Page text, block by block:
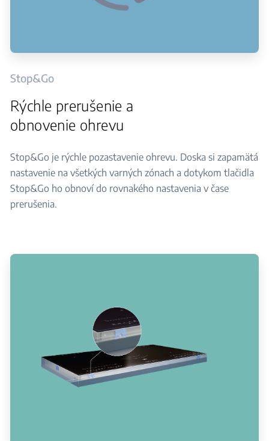
Stop&Go
Rýchle prerušenie a
obnovenie ohrevu
Stop&Go je rýchle pozastavenie ohrevu. Doska si zapamätá
nastavenie na všetkých varných zónach a dotykom tlačidla
Stop&Go ho obnoví do rovnakého nastavenia v čase
prerušenia.